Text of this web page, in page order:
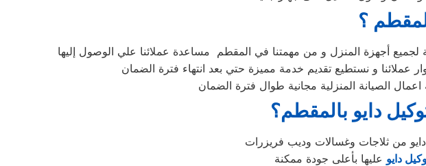
؟
أجهزة المنزل و من مهمتنا في المقطم مساعدة عملائنا علي الوصول إليها
و نستطيع تقديم خدمة مميزة حتي بعد انتهاء فترة الضمان
الصيانة المنزلية مجانية طوال فترة الضمان
دايو بالمقطم؟
دايو